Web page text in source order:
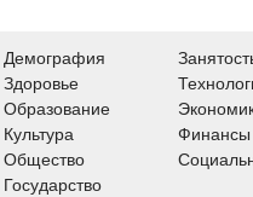
Демография
Здоровье
Образование
Культура
Общество
Государство
Финансы